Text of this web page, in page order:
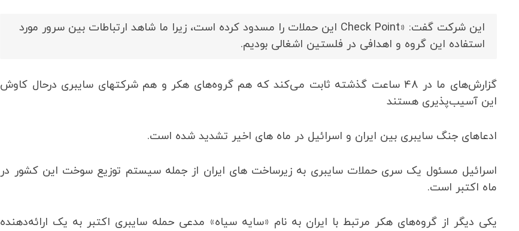
این شرکت گفت: «Check Point این حملات را مسدود کرده است، زیرا ما شاهد ارتباطات بین سرور مورد
استفاده این گروه و اهدافی در فلستین اشغالی بودیم.
گزارش‌های ما در 48 ساعت گذشته ثابت می‌کند که هم گروه‌های هکر و هم شرکتهای سایبری درحال کاوش
این آسیب‌پذیری هستند
ادعاهای جنگ سایبری بین ایران و اسرائیل در ماه های اخیر تشدید شده است.
اسرائیل مسئول یک سری حملات سایبری به زیرساخت های ایران از جمله سیستم توزیع سوخت این کشور در
ماه اکتبر است.
یکی دیگر از گروه‌های هکر مرتبط با ایران به نام «سایه سیاه» مدعی حمله سایبری اکتبر به یک ارائه‌دهنده